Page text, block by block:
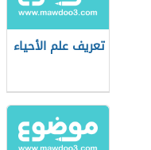
تعريف علم الأحياء